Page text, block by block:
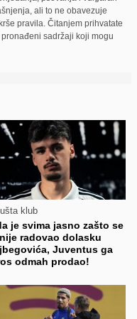
ali to ne obavezuje
pravila. Čitanjem prihvatate
sadržaji koji mogu
klub
je svima jasno zašto se
radovao dolasku
Juventus ga
odmah prodao!